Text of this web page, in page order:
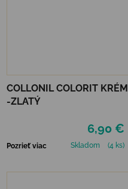
COLLONIL COLORIT KRÉM
-ZLATÝ
6,90 €
Pozrieť viac Skladom (4 ks)